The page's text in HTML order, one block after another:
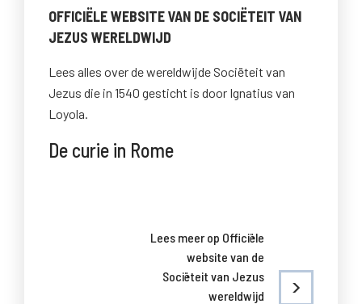
OFFICIËLE WEBSITE VAN DE SOCIËTEIT VAN
JEZUS WERELDWIJD
Lees alles over de wereldwijde Sociëteit van
Jezus die in 1540 gesticht is door Ignatius van
Loyola.
De curie in Rome
Lees meer op Officiële
website van de
Sociëteit van Jezus
wereldwijd